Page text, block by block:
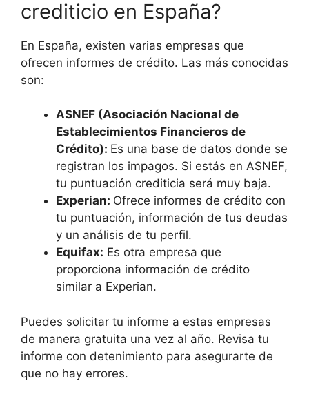
crediticio en España?
En España, existen varias empresas que
ofrecen informes de crédito. Las más conocidas
son:
ASNEF (Asociación Nacional de
Establecimientos Financieros de
Crédito): Es una base de datos donde se
registran los impagos. Si estás en ASNEF,
tu puntuación crediticia será muy baja.
Experian: Ofrece informes de crédito con
tu puntuación, información de tus deudas
y un análisis de tu perfil.
Equifax: Es otra empresa que
proporciona información de crédito
similar a Experian.
Puedes solicitar tu informe a estas empresas
de manera gratuita una vez al año. Revisa tu
informe con detenimiento para asegurarte de
que no hay errores.